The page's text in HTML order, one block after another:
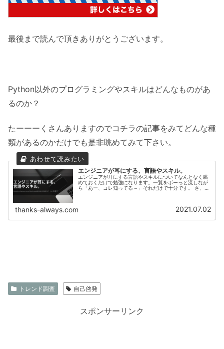
最後まで読んで頂きありがとうございます。
Python以外のプログラミングやスキルはどんなものがあ
るのか？
たーーーくさんありますのでコチラの記事をみてどんな種
類があるのかだけでも是非眺めてみて下さい。
エンジニアが耳にする、言語やスキル。
エンジニアが耳にする言語やスキルについてなんとなく眺
めておくだけで勉強になります。一覧をボーっと流しなが
ら「あー、コレ知ってる～」それだけで十分です。 さ、見
thanks-always.com 2021.07.02
トレンド調査 自己啓発
スポンサーリンク